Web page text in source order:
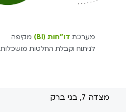
מערכת דו"חות (BI)
מקיפה
לניתוח וקבלת החלטות מושכלות
מצדה 7, בני ברק